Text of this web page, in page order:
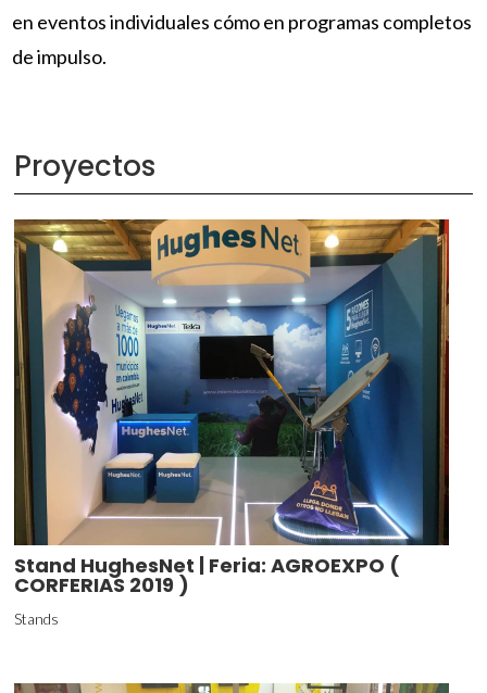
en eventos individuales cómo en programas completos
de impulso.
Proyectos
Stand HughesNet | Feria: AGROEXPO (
CORFERIAS 2019 )
Stands